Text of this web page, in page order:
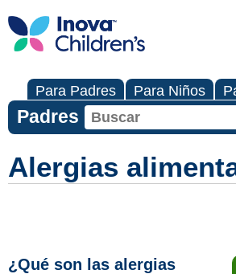
Para Padres Para Niños
Padres
Alergias
¿Qué son las alergias